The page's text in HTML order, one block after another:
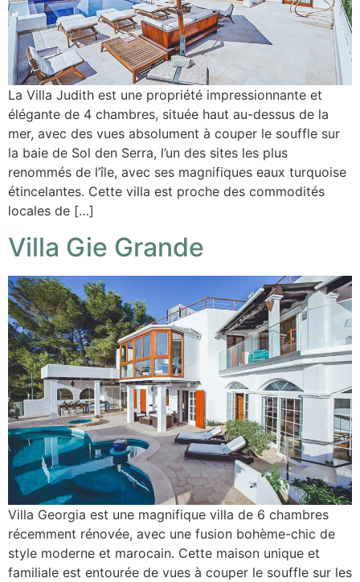
La Villa Judith est une propriété impressionnante et
élégante de 4 chambres, située haut au-dessus de la
mer, avec des vues absolument à couper le souffle sur
la baie de Sol den Serra, l’un des sites les plus
renommés de l’île, avec ses magnifiques eaux turquoise
étincelantes. Cette villa est proche des commodités
locales de […]
Villa Gie Grande
Villa Georgia est une magnifique villa de 6 chambres
récemment rénovée, avec une fusion bohème-chic de
style moderne et marocain. Cette maison unique et
familiale est entourée de vues à couper le souffle sur les